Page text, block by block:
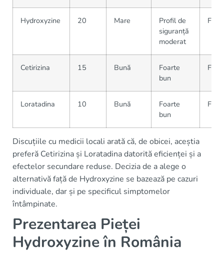
Hydroxyzine 20 Mare
Profil de
siguranță
moderat
Cetirizina 15 Bună
Foarte
bun
Loratadina 10 Bună
Foarte
bun
Discuțiile cu medicii locali arată că, de obicei, aceștia
preferă Cetirizina și Loratadina datorită eficienței și a
efectelor secundare reduse. Decizia de a alege o
alternativă față de Hydroxyzine se bazează pe cazuri
individuale, dar și pe specificul simptomelor
întâmpinate.
Prezentarea Pieței
Hydroxyzine în România